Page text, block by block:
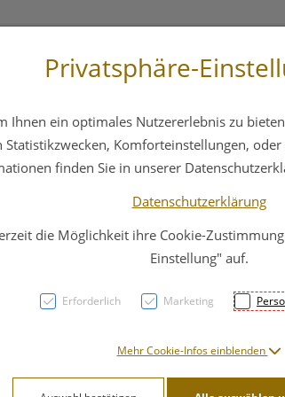
Hautpflege Familie
Privatsphäre-
Ihnen ein optimales Nutzererlebnis zu
Komforteinstellungen,
finden Sie in unserer
Datenschutzerklärung
die Möglichkeit ihre Cookie-
Einstellung" auf.
Erforderlich Marketing
Mehr Cookie-Infos einblenden